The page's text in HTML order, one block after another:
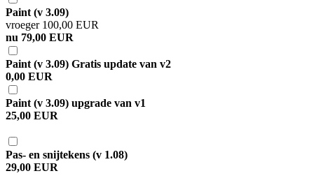
Paint (v 3.09)
vroeger 100,00 EUR
nu 79,00 EUR
Paint (v 3.09) Gratis update van v2
0,00 EUR
Paint (v 3.09) upgrade van v1
25,00 EUR
Pas- en snijtekens (v 1.08)
29,00 EUR